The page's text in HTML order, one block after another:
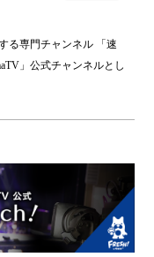
る専門チャンネル 「速
」公式チャンネルとし